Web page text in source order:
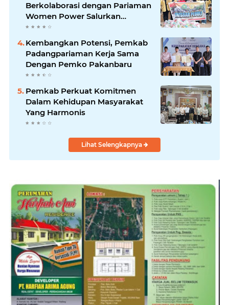
Berkolaborasi dengan Pariaman
Women Power Salurkan
Bantuan untuk Korban Banjir di
Padang
Kembangkan Potensi, Pemkab
Padangpariaman Kerja Sama
Dengan Pemko Pakanbaru
Pemkab Perkuat Komitmen
Dalam Kehidupan Masyarakat
Yang Harmonis
Lihat Selengkapnya